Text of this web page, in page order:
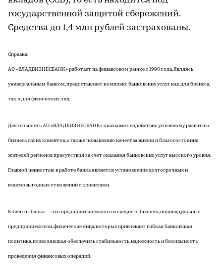
государственной защитой сбережений.
Средства до 1,4 млн рублей застрахованы.
Справка:
АО «ВЛАДБИЗНЕСБАНК» работает на финансовом рынке с 1990 года. Являясь
универсальным банком, предоставляет комплекс банковских услуг как для бизнеса,
так и для физических лиц.
Деятельность АО «ВЛАДБИЗНЕСБАНК» оказывает содействие успешному развитию
бизнеса своих клиентов, а также повышению качества жизни и благосостояния
жителей регионов присутствия за счет оказания банковских услуг высокого уровня.
Главной ценностью в работе банка является установление долгосрочных и
взаимовыгодных отношений с клиентами.
Клиенты банка — это предприятия малого и среднего бизнеса, индивидуальные
предприниматели, физические лица, которых привлекает гибкая банковская
политика, позволяющая обеспечить стабильность, надежность и безопасность
проведения финансовых операций.